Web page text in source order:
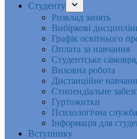
Студенту
Розклад занять
Вибіркові
Графік освітнього
Оплата за навчання
Студентське
Виховна робота
Дистанційне
Стипендіальне
Гуртожитки
Психологічна служба
Інформація для
Вступнику